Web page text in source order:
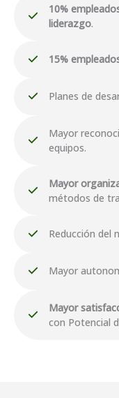
10%
liderazgo.
15%
Planes de
Mayor
equipos.
Mayor
métodos de
Reducción del
Mayor
Mayor
con Potencial